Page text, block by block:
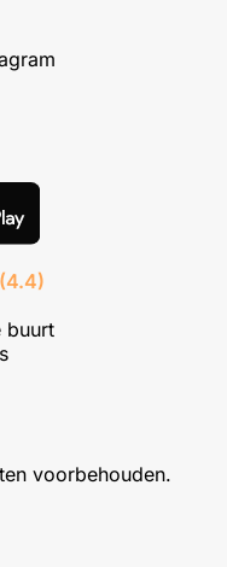
(4.4)
buurt
voorbehouden.